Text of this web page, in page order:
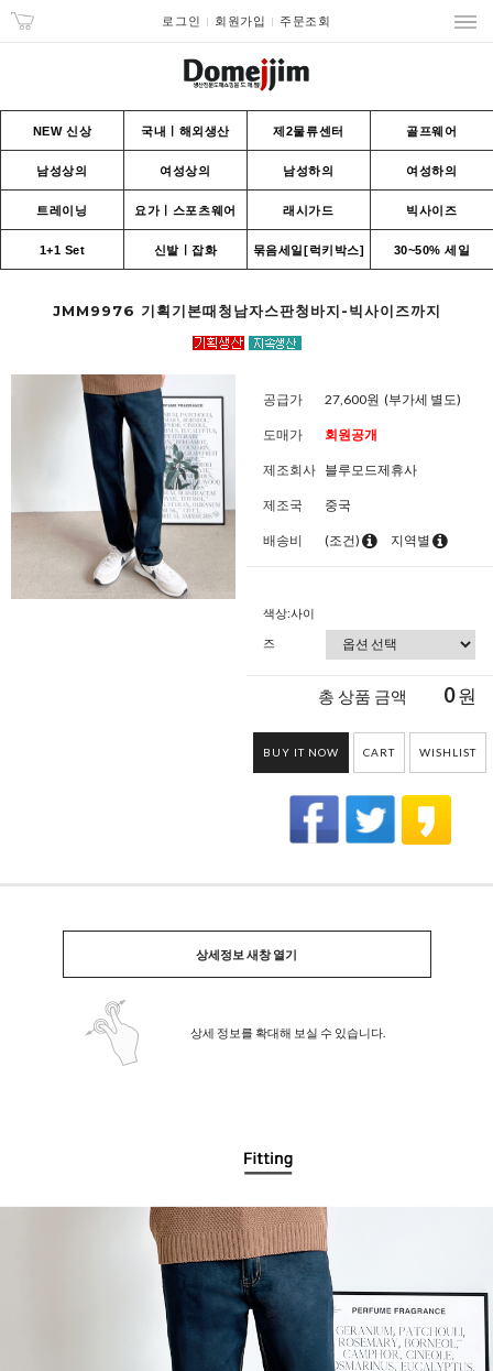
로그인 회원가입 주문조회
NEW 신상 국내ㅣ해외생산 제2물류센터 골프웨어
남성상의 여성상의 남성하의 여성하의
트레이닝 요가ㅣ스포츠웨어 래시가드 빅사이즈
1+1 Set 신발ㅣ잡화 묶음세일[럭키박스] 30~50% 세일
JMM9976 기획기본때청남자스판청바지-빅사이즈까지
공급가 27,600원 (부가세 별도)
도매가 회원공개
제조회사 블루모드제휴사
제조국 중국
배송비 (조건) 지역별
색상:사이
즈
총 상품 금액 0원
BUY IT NOW CART WISHLIST
상세정보 새창 열기
상세 정보를 확대해 보실 수 있습니다.